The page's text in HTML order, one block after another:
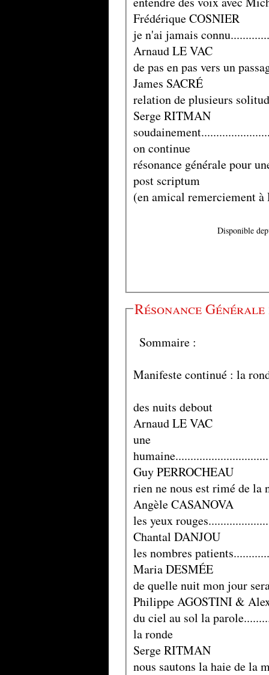
Frédérique COSNIER
je n'ai jamais
Arnaud LE VAC
de pas en pas vers un
James SACRÉ
relation de plusieurs
Serge RITMAN
on continue
résonance générale pour
post scriptum
(en amical remerciement
Disponible
Résonance Générale
Sommaire :
Manifeste continué : la
des nuits debout
Arnaud LE VAC
Guy PERROCHEAU
rien ne nous est rimé de la
Angèle CASANOVA
les yeux
Chantal DANJOU
les nombres
Maria DESMÉE
de quelle nuit mon jour
Philippe AGOSTINI &
du ciel au sol la
la ronde
Serge RITMAN
nous sautons la haie de la